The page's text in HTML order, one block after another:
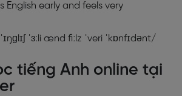
English early and feels very
ˈɜːli ænd fiːlz ˈveri ˈkɒnfɪdənt/
tiếng Anh online tại